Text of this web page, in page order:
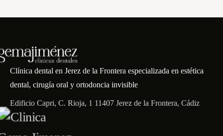
Clínica dental en Jerez de la Frontera especializada en estética
dental, cirugía oral y ortodoncia invisible
Edificio Capri, C. Rioja, 1 11407 Jerez de la Frontera, Cádiz